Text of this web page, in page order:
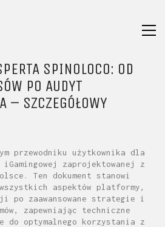
SPINOLOCO: OD
PO AUDYT
– SZCZEGÓŁOWY
przewodniku użytkownika dla
zaprojektowanej z
Ten dokument stanowi
aspektów platformy,
po zaawansowane strategie i
zapewniając techniczne
do optymalnego korzystania z